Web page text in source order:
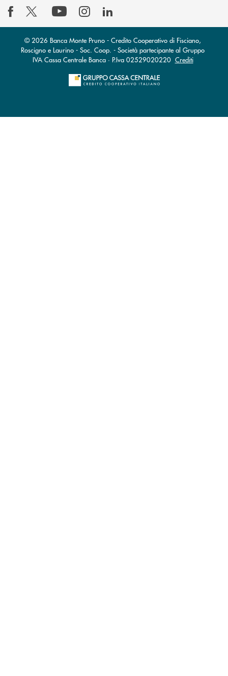
© 2026 Banca Monte Pruno - Credito Cooperativo di Fisciano,
Roscigno e Laurino - Soc. Coop. - Società partecipante al Gruppo
IVA Cassa Centrale Banca · P.Iva 02529020220 Crediti